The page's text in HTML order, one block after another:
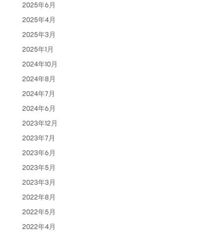
2025年6月
2025年4月
2025年3月
2025年1月
2024年10月
2024年8月
2024年7月
2024年6月
2023年12月
2023年7月
2023年6月
2023年5月
2023年3月
2022年8月
2022年5月
2022年4月